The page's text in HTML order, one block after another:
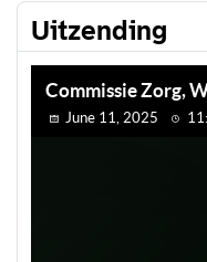
Uitzending